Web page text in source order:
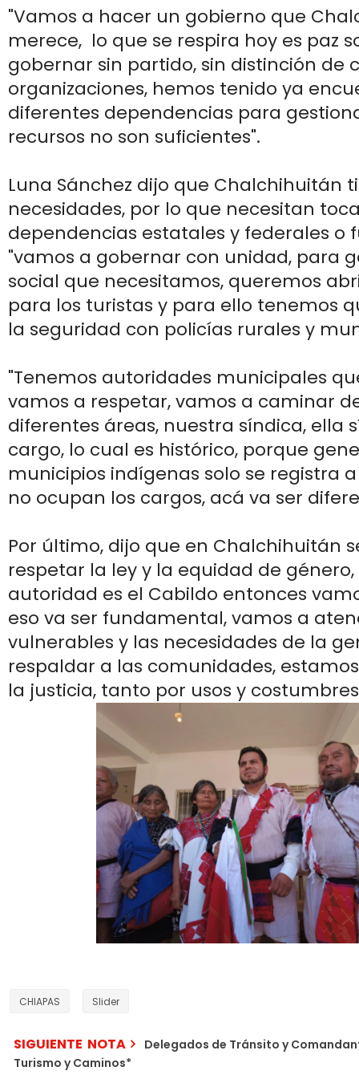
"Vamos a hacer un gobierno que
merece, lo que se respira hoy es paz
gobernar sin partido, sin distinción de
organizaciones, hemos tenido ya
diferentes dependencias para
recursos no son suficientes".
Luna Sánchez dijo que Chalchihuitán
necesidades, por lo que necesitan
dependencias estatales y federales o
"vamos a gobernar con unidad, para
social que necesitamos, queremos
para los turistas y para ello tenemos
la seguridad con policías rurales y
"Tenemos autoridades municipales
vamos a respetar, vamos a caminar
diferentes áreas, nuestra síndica, ella
cargo, lo cual es histórico, porque
municipios indígenas solo se registra
no ocupan los cargos, acá va ser
Por último, dijo que en Chalchihuitán
respetar la ley y la equidad de
autoridad es el Cabildo entonces
eso va ser fundamental, vamos a
vulnerables y las necesidades de la
respaldar a las comunidades,
la justicia, tanto por usos y
CHIAPAS Slider
SIGUIENTE NOTA
Delegados de Tránsito y
Turismo y Caminos*